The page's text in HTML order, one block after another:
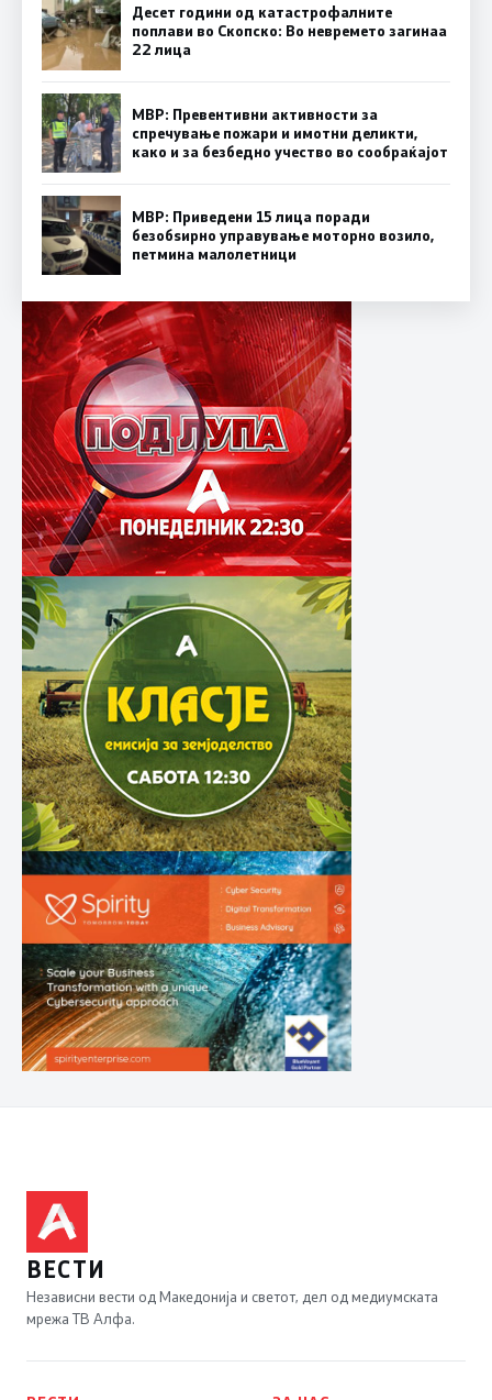
Десет години од катастрофалните
поплави во Скопско: Во невремето загинаа
22 лица
МВР: Превентивни активности за
спречување пожари и имотни деликти,
како и за безбедно учество во сообраќајот
МВР: Приведени 15 лица поради
безобѕирно управување моторно возило,
петмина малолетници
ВЕСТИ
Независни вести од Македонија и светот, дел од медиумската
мрежа ТВ Алфа.